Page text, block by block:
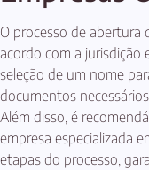
O processo de abertura
acordo com a jurisdição
seleção de um nome
documentos
Além disso, é
empresa especializada
etapas do processo,